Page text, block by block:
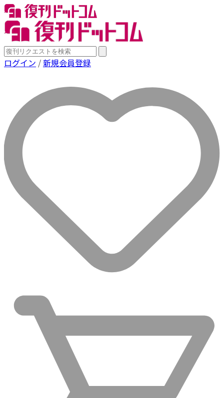
ログイン /新規会員登録